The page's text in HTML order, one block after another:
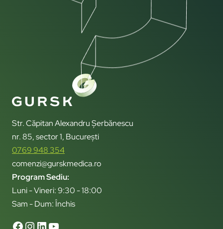
Str. Căpitan Alexandru Șerbănescu
nr. 85, sector 1, București
0769 948 354
comenzi@gurskmedica.ro
Program Sediu:
Luni - Vineri: 9:30 - 18:00
Sam - Dum: Închis